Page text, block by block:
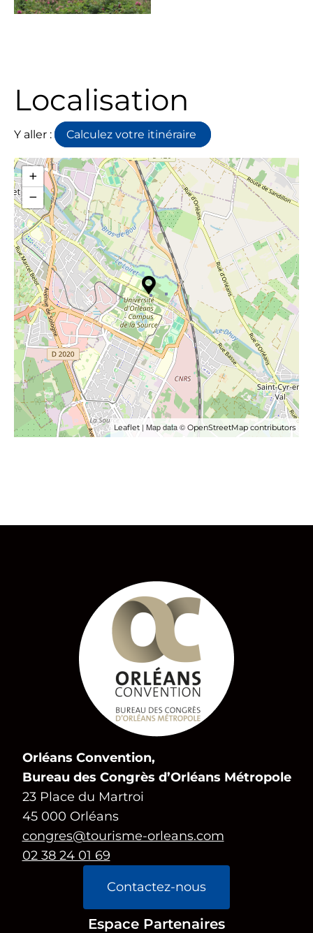
Localisation
Y aller : Calculez votre itinéraire
+
−
Leaflet | Map data © OpenStreetMap contributors
Orléans Convention,
Bureau des Congrès d’Orléans Métropole
23 Place du Martroi
45 000 Orléans
congres@tourisme-orleans.com
02 38 24 01 69
Contactez-nous
Espace Partenaires